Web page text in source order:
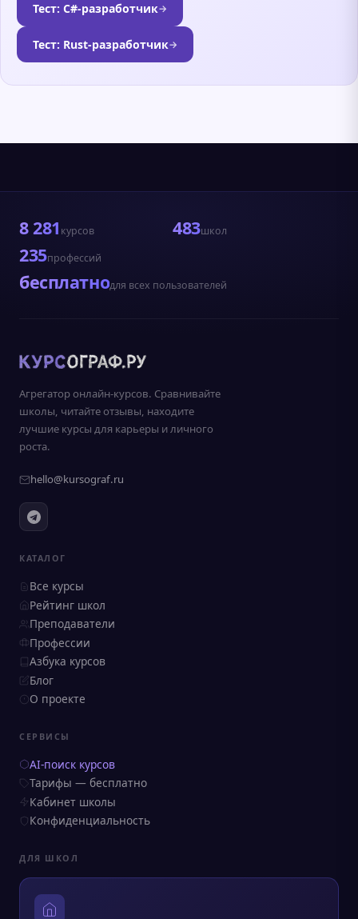
Тест: C#-разработчик→
Тест: Rust-разработчик→
8 281 курсов 483школ
235профессий
бесплатнодля всех пользователей
Агрегатор онлайн-курсов. Сравнивайте
школы, читайте отзывы, находите
лучшие курсы для карьеры и личного
роста.
hello@kursograf.ru
КАТАЛОГ
Все курсы
Рейтинг школ
Преподаватели
Профессии
Азбука курсов
Блог
О проекте
СЕРВИСЫ
AI-поиск курсов
Тарифы — бесплатно
Кабинет школы
Конфиденциальность
ДЛЯ ШКОЛ